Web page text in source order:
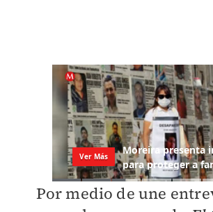
Por medio de une